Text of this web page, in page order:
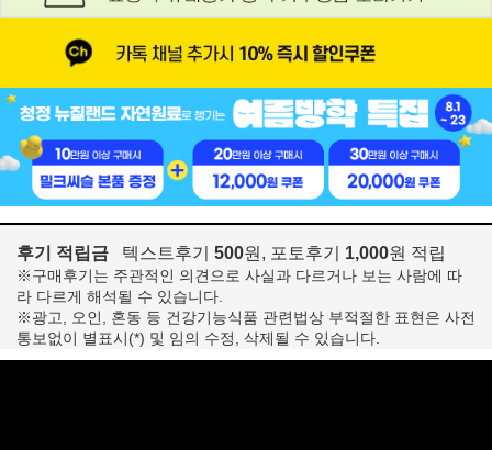
후기 적립금 텍스트후기 500원, 포토후기 1,000원 적립
※구매후기는 주관적인 의견으로 사실과 다르거나 보는 사람에 따
라 다르게 해석될 수 있습니다.
※광고, 오인, 혼동 등 건강기능식품 관련법상 부적절한 표현은 사전
통보없이 별표시(*) 및 임의 수정, 삭제될 수 있습니다.